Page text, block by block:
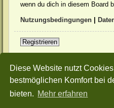
Diese Website nutzt
bestmöglichen Komfort bei
bieten. Mehr erfahren
wenn du dich in diesem Board
Nutzungsbedingungen
Registrieren
Sudden-Strike-Maps.de Hauptseite
Powered byphpBB® Forum Software ©